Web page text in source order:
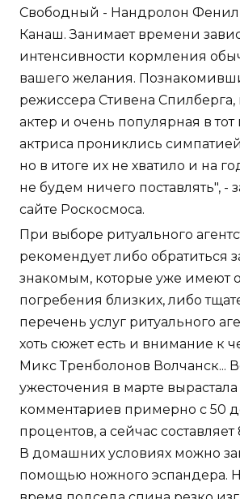
Свободный - Нандролон
Канаш. Занимает времени
интенсивности кормления
вашего желания.
режиссера Стивена Спилберга,
актер и очень популярная в
актриса прониклись
но в итоге их не хватило и на
не будем ничего поставлять", -
сайте Роскосмоса.
При выборе ритуального
рекомендует либо обратиться
знакомым, которые уже имеют
погребения близких, либо
перечень услуг ритуального
хоть сюжет есть и внимание к
Микс Тренболонов Волчанск...
ужесточения в марте вырастала
комментариев примерно с 50
процентов, а сейчас
В домашних условиях можно
помощью ножного эспандера.